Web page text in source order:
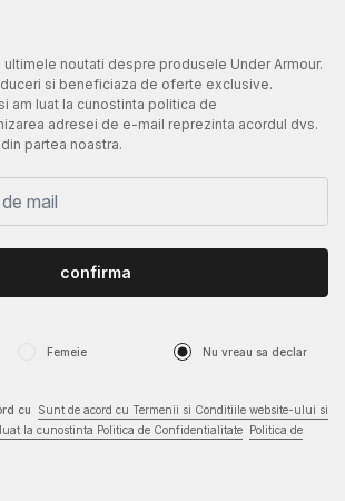
ultimele noutati despre produsele Under Armour.
si beneficiaza de oferte exclusive.
am luat la cunostinta politica de
adresei de e-mail reprezinta acordul dvs.
partea noastra.
Femeie Nu vreau sa declar
confirma
cu
Sunt de acord cu Termenii si Conditiile website-ului si
la cunostinta Politica de Confidentialitate
Politica de